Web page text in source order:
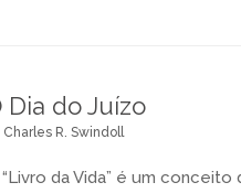
Dia do Juízo
Charles R. Swindoll
da Vida” é um